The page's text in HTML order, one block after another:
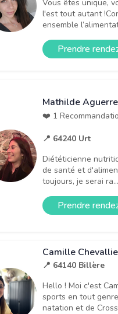
Vous êtes unique,
l'est tout autant
ensemble
Prendre
Mathilde Aguerre
❤️ 1
📍 64240 Urt
Diététicienne
de santé et
toujours, je serai ra...
Prendre
Camille
📍 64140 Billère
Hello ! Moi c'est
sports en tout
natation et de